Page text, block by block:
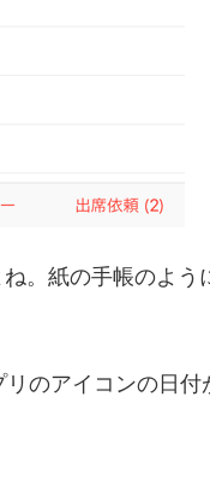
。紙の手帳のよ
のアイコンの日